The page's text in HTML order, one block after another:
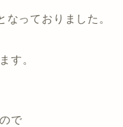
っておりました。
す。
で